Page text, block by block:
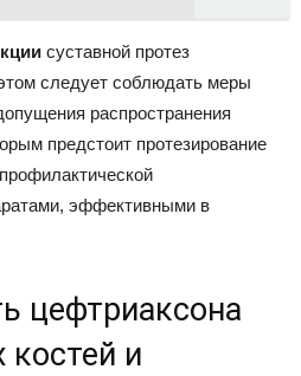
суставной протез
следует соблюдать меры
распространения
предстоит протезирование
эффективными в
цефтриаксона
костей и